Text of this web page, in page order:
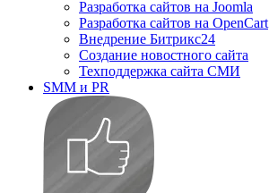
Разработка сайтов на Joomla
Разработка сайтов на OpenCart
Внедрение Битрикс24
Создание новостного сайта
Техподдержка сайта СМИ
SMM и PR